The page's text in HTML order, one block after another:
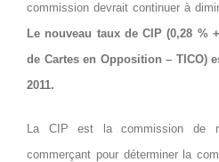
commission devrait continuer à
Le nouveau taux de CIP (0,28 %
de Cartes en Opposition – TICO)
2011.
La CIP est la commission de
commerçant pour déterminer la